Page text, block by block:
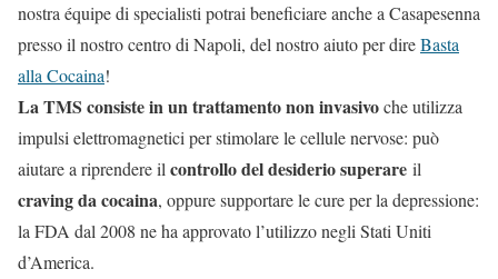
nostra équipe di specialisti potrai beneficiare anche a Casapesenna
presso il nostro centro di Napoli, del nostro aiuto per direBasta
alla Cocaina!
La TMS consiste in un trattamento non invasivoche utilizza
impulsi elettromagnetici per stimolare le cellule nervose: può
aiutare a riprendere ilcontrollo del desiderio superare il
craving da cocaina, oppure supportare le cure per la depressione:
la FDA dal 2008 ne ha approvato l’utilizzo negli Stati Uniti
d’America.